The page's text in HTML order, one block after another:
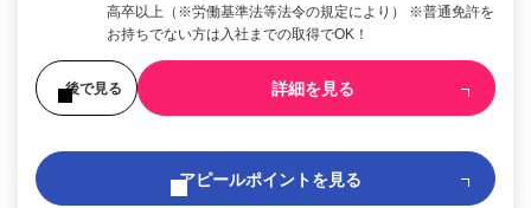
高卒以上（※労働基準法等法令の規定により） ※普通免許を
お持ちでない方は入社までの取得でOK！
後で見る 詳細を見る
アピールポイントを見る